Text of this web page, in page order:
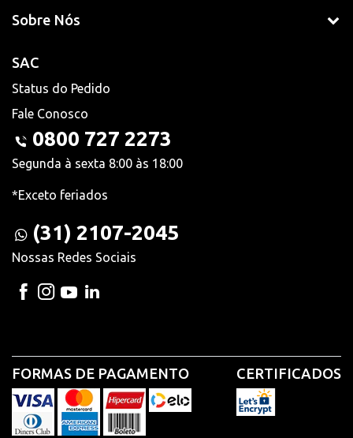
Sobre Nós
SAC
Status do Pedido
Fale Conosco
0800 727 2273
Segunda à sexta 8:00 às 18:00
*Exceto feriados
(31) 2107-2045
Nossas Redes Sociais
FORMAS DE PAGAMENTO CERTIFICADOS